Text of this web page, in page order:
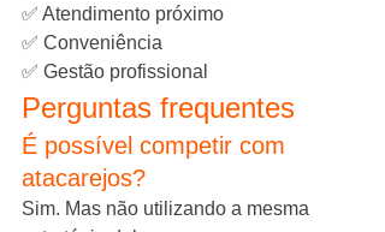
✅ Atendimento próximo
✅ Conveniência
✅ Gestão profissional
Perguntas frequentes
É possível competir com
atacarejos?
Sim. Mas não utilizando a mesma